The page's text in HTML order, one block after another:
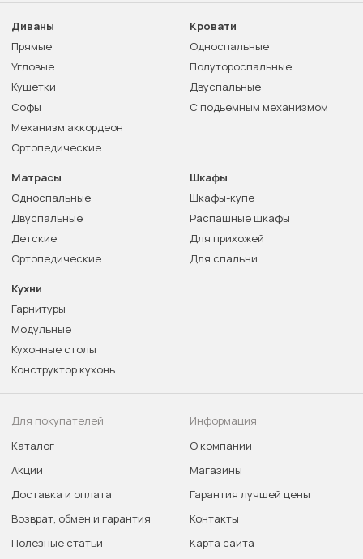
Диваны
Прямые
Угловые
Кушетки
Софы
Механизм аккордеон
Ортопедические
Кровати
Односпальные
Полутороспальные
Двуспальные
С подъемным механизмом
Матрасы
Односпальные
Двуспальные
Детские
Ортопедические
Шкафы
Шкафы-купе
Распашные шкафы
Для прихожей
Для спальни
Кухни
Гарнитуры
Модульные
Кухонные столы
Конструктор кухонь
Для покупателей
Каталог
Акции
Доставка и оплата
Возврат, обмен и гарантия
Полезные статьи
Информация
О компании
Магазины
Гарантия лучшей цены
Контакты
Карта сайта